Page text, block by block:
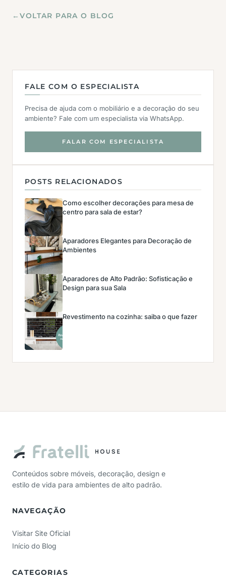
←VOLTAR PARA O BLOG
FALE COM O ESPECIALISTA
Precisa de ajuda com o mobiliário e a decoração do seu
ambiente? Fale com um especialista via WhatsApp.
FALAR COM ESPECIALISTA
POSTS RELACIONADOS
Como escolher decorações para mesa de
centro para sala de estar?
Aparadores Elegantes para Decoração de
Ambientes
Aparadores de Alto Padrão: Sofisticação e
Design para sua Sala
Revestimento na cozinha: saiba o que fazer
Conteúdos sobre móveis, decoração, design e
estilo de vida para ambientes de alto padrão.
NAVEGAÇÃO
Visitar Site Oficial
Início do Blog
CATEGORIAS